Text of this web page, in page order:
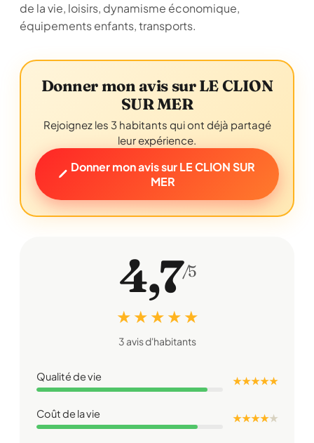
de la vie, loisirs, dynamisme économique,
équipements enfants, transports.
Donner mon avis sur LE CLION
SUR MER
Rejoignez les 3 habitants qui ont déjà partagé
leur expérience.
Donner mon avis sur LE CLION SUR
MER
4,7/5
★ ★ ★ ★ ★
3 avis d'habitants
Qualité de vie ★ ★ ★ ★ ★
Coût de la vie ★ ★ ★ ★★